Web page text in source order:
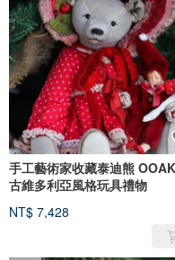
手工藝術家收藏泰迪熊
古維多利亞風格玩具禮物
NT$ 7,428